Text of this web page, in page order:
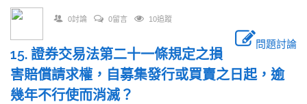
0討論 0留言 10追蹤
問題討論
15. 證券交易法第二十一條規定之損
害賠償請求權，自募集發行或買賣之日起，逾
幾年不行使而消滅？